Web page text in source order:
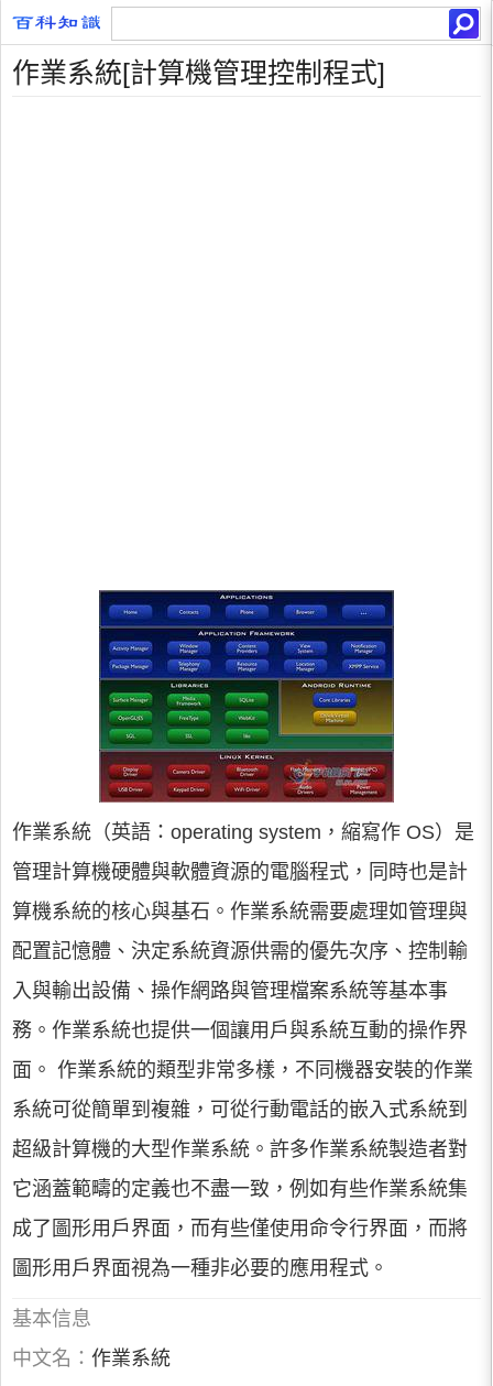
作業系統[計算機管理控制程式]
作業系統（英語：operating system，縮寫作 OS）是
管理計算機硬體與軟體資源的電腦程式，同時也是計
算機系統的核心與基石。作業系統需要處理如管理與
配置記憶體、決定系統資源供需的優先次序、控制輸
入與輸出設備、操作網路與管理檔案系統等基本事
務。作業系統也提供一個讓用戶與系統互動的操作界
面。 作業系統的類型非常多樣，不同機器安裝的作業
系統可從簡單到複雜，可從行動電話的嵌入式系統到
超級計算機的大型作業系統。許多作業系統製造者對
它涵蓋範疇的定義也不盡一致，例如有些作業系統集
成了圖形用戶界面，而有些僅使用命令行界面，而將
圖形用戶界面視為一種非必要的應用程式。
基本信息
中文名： 作業系統